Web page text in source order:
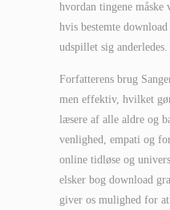
hvordan tingene måske
hvis bestemte
udspillet sig anderledes.
Forfatterens brug
men effektiv, hvilket
læsere af alle aldre og
venlighed, empati og
online tidløse og
elsker bog download
giver os mulighed for